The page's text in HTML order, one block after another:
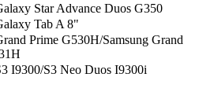
Star Advance Duos G350
Tab A 8"
Prime G530H/Samsung Grand
I9300/S3 Neo Duos I9300i